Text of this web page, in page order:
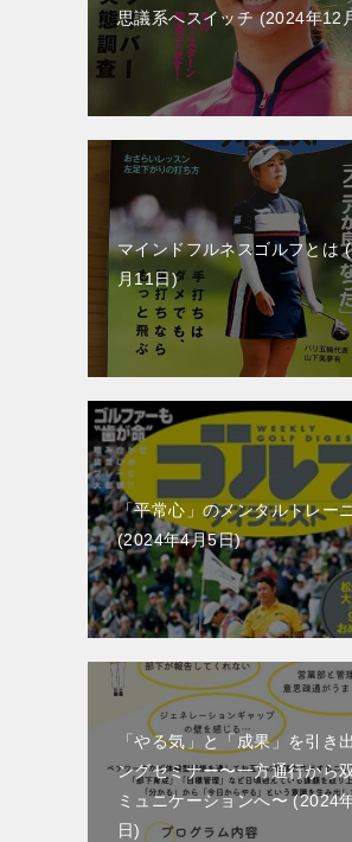
思議系へスイッチ
2024年12
マインドフルネスゴルフとは
月11日
「平常心」のメンタルトレー
2024年4月5日
「やる気」と「成果」を引き
ングセミナー〜一方通行から
ミュニケーションへ〜
2024
日